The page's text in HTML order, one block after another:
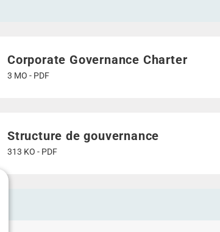
Corporate Governance Charter
3 MO - PDF
Structure de gouvernance
313 KO - PDF